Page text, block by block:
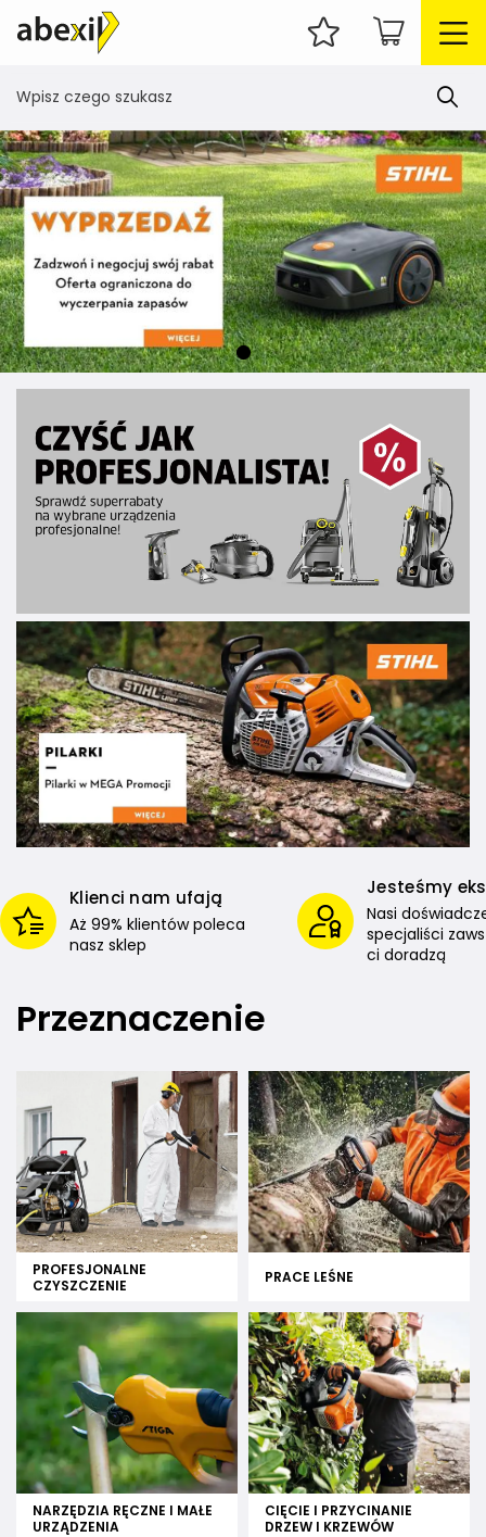
Klienci nam ufają
Aż 99% klientów poleca
nasz sklep
Jesteśmy
Nasi
specjaliści
ci doradzą
Przeznaczenie
PROFESJONALNE
CZYSZCZENIE
PRACE LEŚNE
NARZĘDZIA RĘCZNE I MAŁE
URZĄDZENIA
CIĘCIE I PRZYCINANIE
DRZEW I KRZEWÓW